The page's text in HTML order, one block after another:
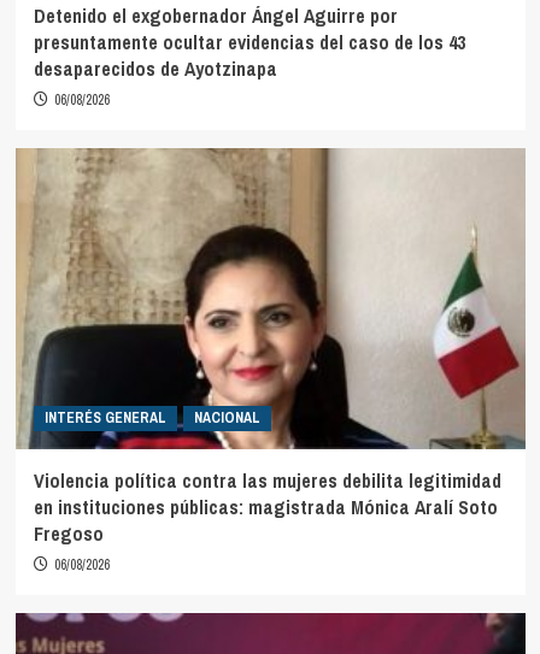
Detenido el exgobernador Ángel Aguirre por
presuntamente ocultar evidencias del caso de los 43
desaparecidos de Ayotzinapa
06/08/2026
INTERÉS GENERAL NACIONAL
Violencia política contra las mujeres debilita legitimidad
en instituciones públicas: magistrada Mónica Aralí Soto
Fregoso
06/08/2026